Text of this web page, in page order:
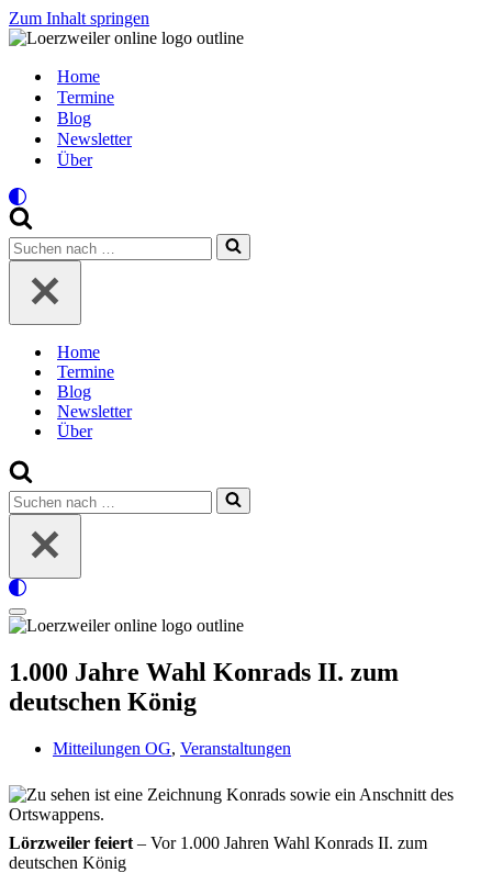
Zum Inhalt springen
Home
Termine
Blog
Newsletter
Über
Suchen
nach …
Home
Termine
Blog
Newsletter
Über
Suchen
nach …
Navigationsmenü
1.000 Jahre Wahl Konrads II. zum
deutschen König
Mitteilungen OG, Veranstaltungen
Lörzweiler feiert – Vor 1.000 Jahren Wahl Konrads II. zum
deutschen König